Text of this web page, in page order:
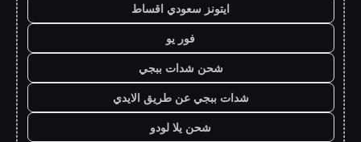
ايتونز سعودي اقساط
فور يو
شحن شدات ببجي
شدات ببجي عن طريق الايدي
شحن يلا لودو